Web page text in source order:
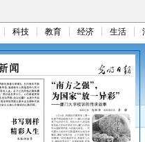
科技 教育 经济 生活